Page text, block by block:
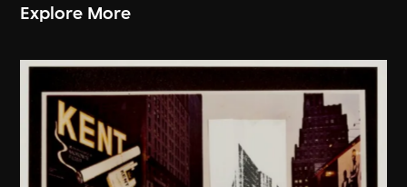
Explore More